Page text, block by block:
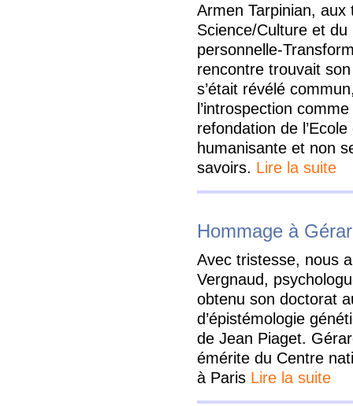
Armen Tarpinian,
Science/Culture et
personnelle-
rencontre trouvait
s’était révélé
l’introspection
refondation de
humanisante et non
savoirs. Lire la suite
Hommage à
Avec tristesse, nous
Vergnaud,
obtenu son doctorat
d’épistémologie
de Jean Piaget.
émérite du Centre
à Paris Lire la suite